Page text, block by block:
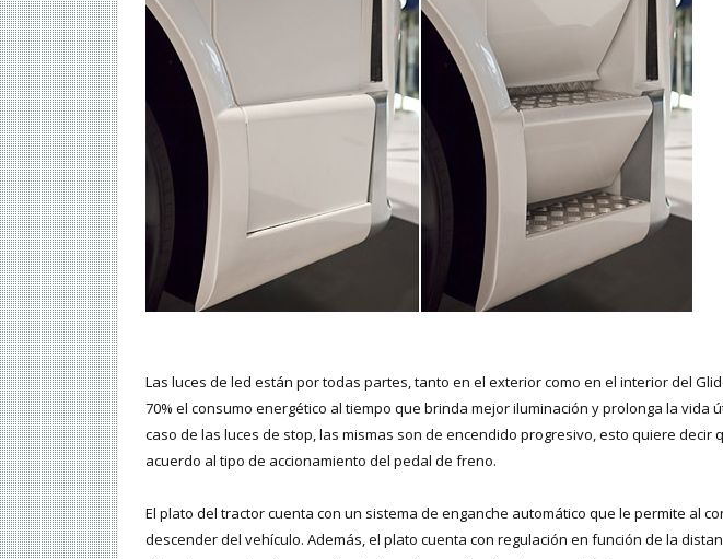
Las luces de led están por todas partes, tanto en el exterior como en el interior del
70% el consumo energético al tiempo que brinda mejor iluminación y prolonga la vida
caso de las luces de stop, las mismas son de encendido progresivo, esto quiere decir
acuerdo al tipo de accionamiento del pedal de freno.
El plato del tractor cuenta con un sistema de enganche automático que le permite al
descender del vehículo. Además, el plato cuenta con regulación en función de la